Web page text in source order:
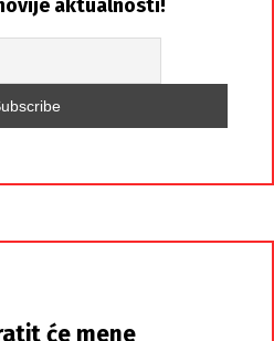
aktualnosti!
će mene